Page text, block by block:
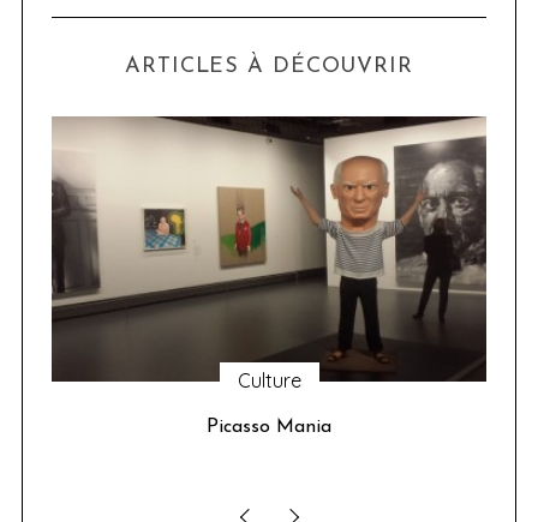
ARTICLES À DÉCOUVRIR
Culture
Picasso Mania